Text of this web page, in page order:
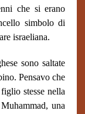
che si erano
simbolo di
israeliana.
sono saltate
Pensavo che
stesse nella
una